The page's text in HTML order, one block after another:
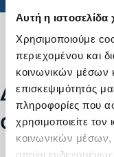
Αυτή η ιστοσελίδα
Χρησιμοποιούμε
περιεχομένου και
κοινωνικών μέσων
επισκεψιμότητάς
πληροφορίες που
χρησιμοποιείτε
κοινωνικών μέσων,
οποίοι
Φίλτρα
Δεν